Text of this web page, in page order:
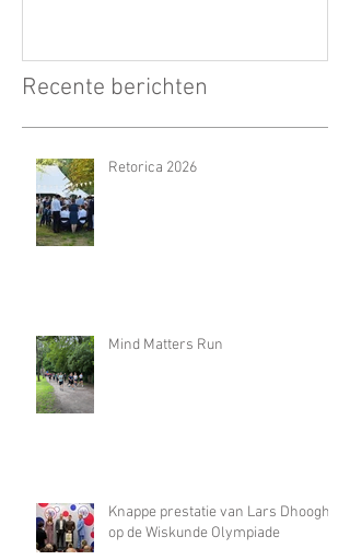
Recente berichten
Retorica 2026
Mind Matters Run
Knappe prestatie van Lars Dhooghe
op de Wiskunde Olympiade